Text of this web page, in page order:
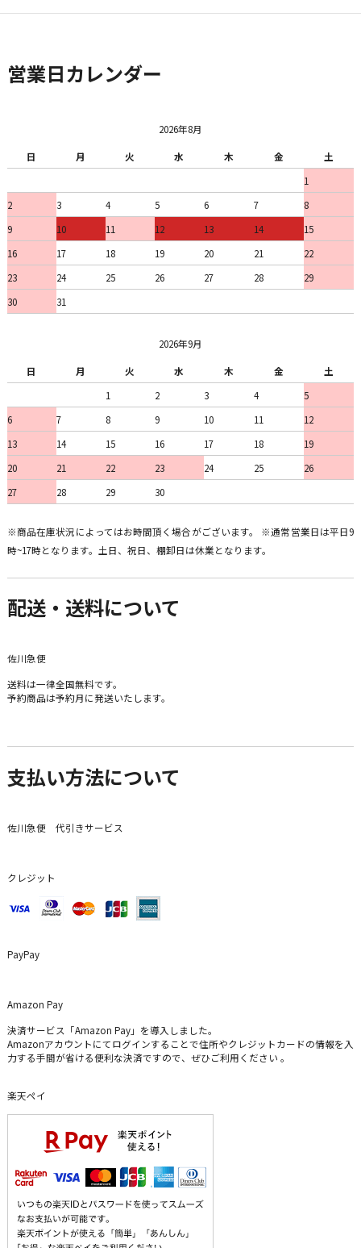
営業日カレンダー
2026年8月
日
月 火 水 木 金
土
1
2
3 4 5 6 7
8
9
10 11 12 13 14
15
16
17 18 19 20 21
22
23
24 25 26 27 28
29
30
31
2026年9月
日
月 火 水 木 金
土
1
2 3 4
5
6
7 8 9 10 11
12
13
14 15 16 17 18
19
20
21 22 23 24 25
26
27
28 29 30
※商品在庫状況によってはお時間頂く場合がございます。 ※通常営業日は平日9
時~17時となります。土日、祝日、棚卸日は休業となります。
配送・送料について
佐川急便
送料は一律全国無料です。
予約商品は予約月に発送いたします。
支払い方法について
佐川急便 代引きサービス
クレジット
PayPay
Amazon Pay
決済サービス「Amazon Pay」を導入しました。
Amazonアカウントにてログインすることで住所やクレジットカードの情報を入
力する手間が省ける便利な決済ですので、ぜひご利用ください 。
楽天ペイ